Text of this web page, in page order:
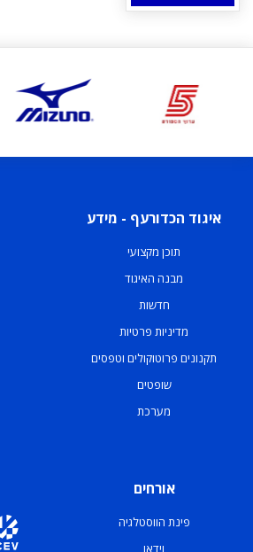
איגוד הכדורעף - מידע
תוכן מקצועי
מבנה האיגוד
חדשות
מדיניות פרטיות
תקנונים פרוטוקולים וטפסים
שופטים
מערכת
אורחים
פינת הווסטלגיה
וידאו